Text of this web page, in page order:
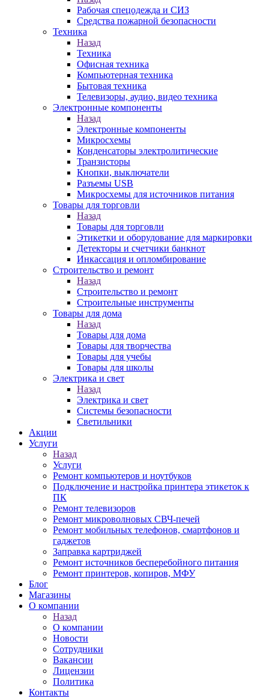
Рабочая спецодежда и СИЗ
Средства пожарной безопасности
Техника
Назад
Техника
Офисная техника
Компьютерная техника
Бытовая техника
Телевизоры, аудио, видео техника
Электронные компоненты
Назад
Электронные компоненты
Микросхемы
Конденсаторы электролитические
Транзисторы
Кнопки, выключатели
Разъемы USB
Микросхемы для источников питания
Товары для торговли
Назад
Товары для торговли
Этикетки и оборудование для маркировки
Детекторы и счетчики банкнот
Инкассация и опломбирование
Строительство и ремонт
Назад
Строительство и ремонт
Строительные инструменты
Товары для дома
Назад
Товары для дома
Товары для творчества
Товары для учебы
Товары для школы
Электрика и свет
Назад
Электрика и свет
Системы безопасности
Светильники
Акции
Услуги
Назад
Услуги
Ремонт компьютеров и ноутбуков
Подключение и настройка принтера этикеток к
ПК
Ремонт телевизоров
Ремонт микроволновых СВЧ-печей
Ремонт мобильных телефонов, смартфонов и
гаджетов
Заправка картриджей
Ремонт источников бесперебойного питания
Ремонт принтеров, копиров, МФУ
Блог
Магазины
О компании
Назад
О компании
Новости
Сотрудники
Вакансии
Лицензии
Политика
Контакты